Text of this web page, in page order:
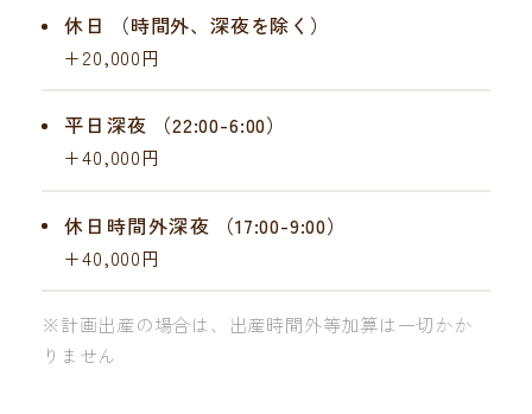
休日 （時間外、深夜を除く）
+20,000円
平日深夜 （22:00-6:00）
+40,000円
休日時間外深夜 （17:00-9:00）
+40,000円
※計画出産の場合は、出産時間外等加算は一切かか
りません